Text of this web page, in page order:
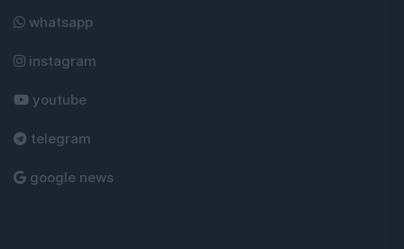
whatsapp
instagram
youtube
telegram
google news